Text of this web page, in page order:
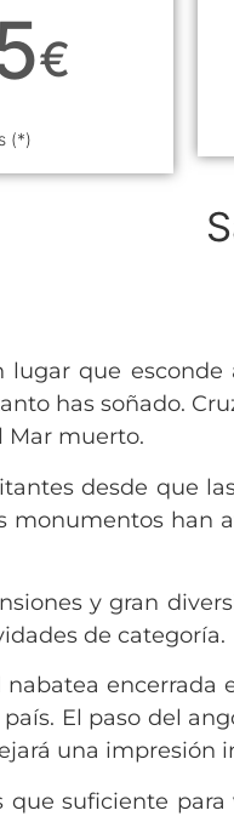
€
(*)
lugar que
has soñado.
Mar muerto.
desde que
monumentos han
y gran
de categoría.
encerrada
El paso del
una impresión
que suficiente